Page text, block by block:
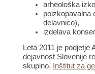
arheološka
poizkopavalna
delavnico),
izdelava
Leta 2011 je
dejavnost Slovenije
skupino,
Inštitut za